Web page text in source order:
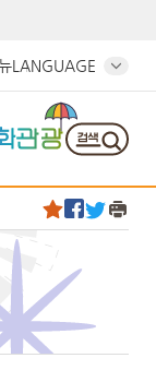
LANGUAGE
관광